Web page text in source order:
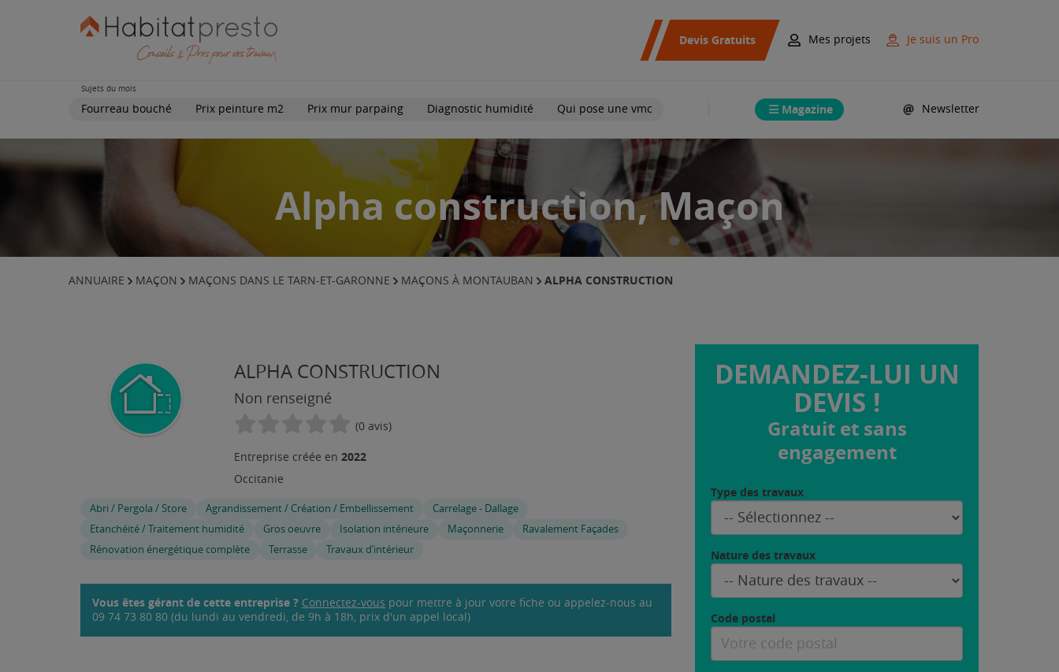
Devis Gratuits Mes projets Je suis un Pro
Sujets du mois
Fourreau bouché Prix peinture m2 Prix mur parpaing Diagnostic humidité Qui pose une vmc Magazine Newsletter
Alpha construction, Maçon
ANNUAIRE MAÇON MAÇONS DANS LE TARN-ET-GARONNE MAÇONS À MONTAUBAN ALPHA CONSTRUCTION
ALPHA CONSTRUCTION
Non renseigné
(0 avis)
Entreprise créée en 2022
Occitanie
Abri / Pergola / Store Agrandissement / Création / Embellissement
Carrelage - Dallage
Etanchéité / Traitement humidité
Gros oeuvre Isolation intérieure Maçonnerie
Ravalement Façades
Rénovation énergétique complète
Terrasse Travaux d’intérieur
Vous êtes gérant de cette entreprise ? Connectez-vous pour mettre à jour votre fiche ou appelez-nous au
09 74 73 80 80 (du lundi au vendredi, de 9h à 18h, prix d'un appel local)
DEMANDEZ-LUI UN
DEVIS !
Gratuit et sans
engagement
Type des travaux
Nature des travaux
Code postal